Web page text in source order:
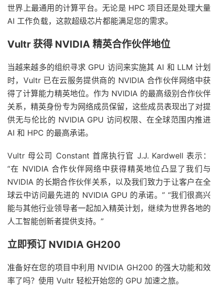
世界上最通用的计算平台。无论是 HPC 项目还是处理大量
AI 工作负载，这款超级芯片都能满足您的需求。
Vultr 获得 NVIDIA 精英合作伙伴地位
当越来越多的组织寻求 GPU 访问来实施其 AI 和 LLM 计划
时，Vultr 已在云服务提供商的 NVIDIA 合作伙伴网络中获
得了计算能力精英地位。作为 NVIDIA 的最高级别合作伙伴
关系，精英身份专为网络成员保留，这些成员表现出了对提
供无与伦比的 NVIDIA GPU 访问权限、在全球范围内推进
AI 和 HPC 的最高承诺。
Vultr 母公司 Constant 首席执行官 J.J. Kardwell 表示：
“在 NVIDIA 合作伙伴网络中获得精英地位凸显了我们与
NVIDIA 的长期合作伙伴关系，以及我们致力于让客户在全
球云中访问最先进的 NVIDIA GPU 的承诺。” “我们很高兴
能与其他行业领导者一起加入精英计划，继续为世界各地的
人工智能创新者提供支持。”
立即预订 NVIDIA GH200
准备好在您的项目中利用 NVIDIA GH200 的强大功能和效
率了吗？使用 Vultr 轻松开始您的 GPU 加速之旅。